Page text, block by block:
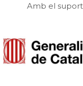
Amb el